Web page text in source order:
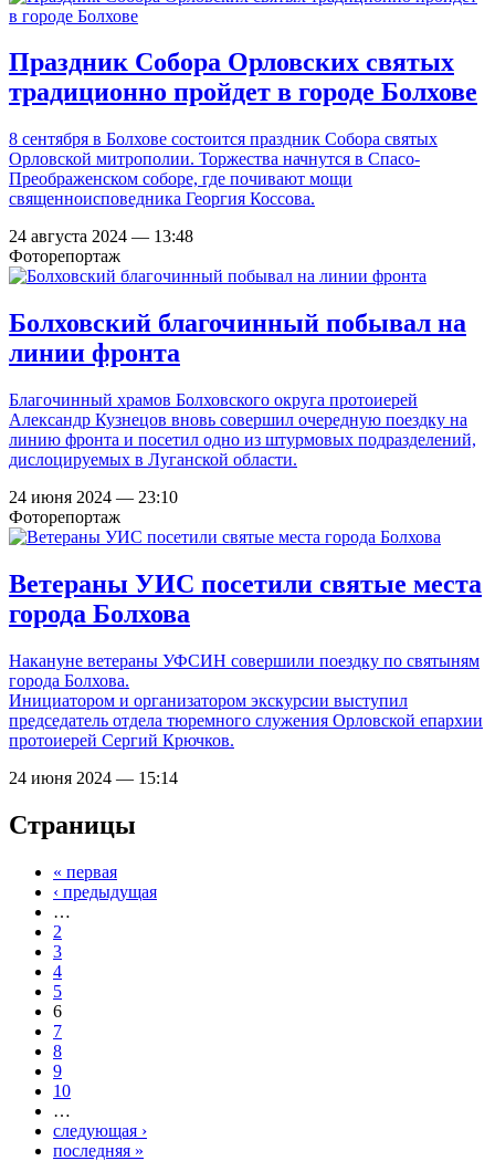
Праздник Собора Орловских святых
традиционно пройдет в городе Болхове
8 сентября в Болхове состоится праздник Собора святых
Орловской митрополии. Торжества начнутся в Спасо-
Преображенском соборе, где почивают мощи
священноисповедника Георгия Коссова.
24 августа 2024 — 13:48
Фоторепортаж
Болховский благочинный побывал на
линии фронта
Благочинный храмов Болховского округа протоиерей
Александр Кузнецов вновь совершил очередную поездку на
линию фронта и посетил одно из штурмовых подразделений,
дислоцируемых в Луганской области.
24 июня 2024 — 23:10
Фоторепортаж
Ветераны УИС посетили святые места
города Болхова
Накануне ветераны УФСИН совершили поездку по святыням
города Болхова.
Инициатором и организатором экскурсии выступил
председатель отдела тюремного служения Орловской епархии
протоиерей Сергий Крючков.
24 июня 2024 — 15:14
Страницы
« первая
‹ предыдущая
…
2
3
4
5
6
7
8
9
10
…
следующая ›
последняя »